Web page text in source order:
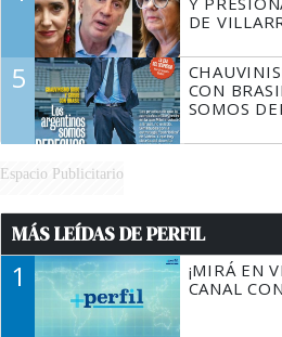
DE
5
CON
SOMOS
Espacio Publicitario
MÁS LEÍDAS DE PERFIL
1
¡MIRÁ EN
CANAL